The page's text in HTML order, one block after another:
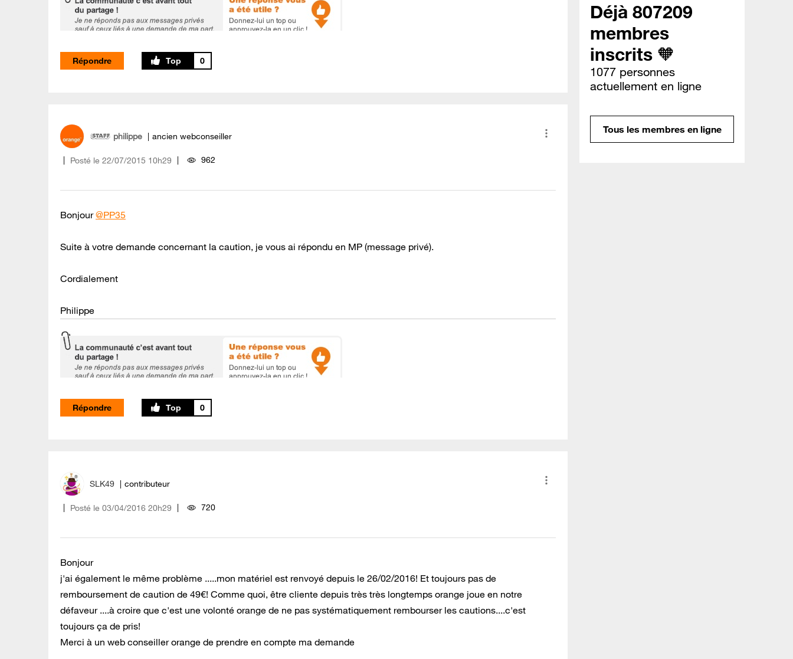
Répondre 0
philippe ancien webconseiller
Posté le ‎22/07/2015 10h29 962
Bonjour@PP35
Suite à votre demande concernant la caution, je vous ai répondu en MP (message privé).
Cordialement
Philippe
Répondre 0
SLK49 contributeur
Posté le ‎03/04/2016 20h29 720
Bonjour
j'ai également le même problème .....mon matériel est renvoyé depuis le 26/02/2016! Et toujours pas de
remboursement de caution de 49€! Comme quoi, être cliente depuis très très longtemps orange joue en notre
défaveur ....à croire que c'est une volonté orange de ne pas systématiquement rembourser les cautions....c'est
toujours ça de pris!
Merci à un web conseiller orange de prendre en compte ma demande
Déjà 807209
membres
inscrits 🧡
1077 personnes
actuellement en ligne
Tous les membres en ligne